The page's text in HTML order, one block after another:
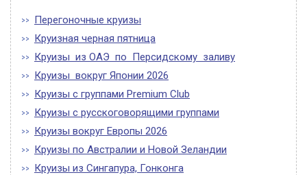
Перегоночные круизы
Круизная черная пятница
Круизы из ОАЭ по Персидскому заливу
Круизы вокруг Японии 2026
Круизы с группами Premium Club
Круизы с русскоговорящими группами
Круизы вокруг Европы 2026
Круизы по Австралии и Новой Зеландии
Круизы из Сингапура, Гонконга